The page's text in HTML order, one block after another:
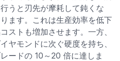
うと刃先が摩耗して鈍くな
ます。これは生産効率を低下
ストも増加させます。一方、
ヤモンドに次ぐ硬度を持ち、
ードの 10～20 倍に達しま